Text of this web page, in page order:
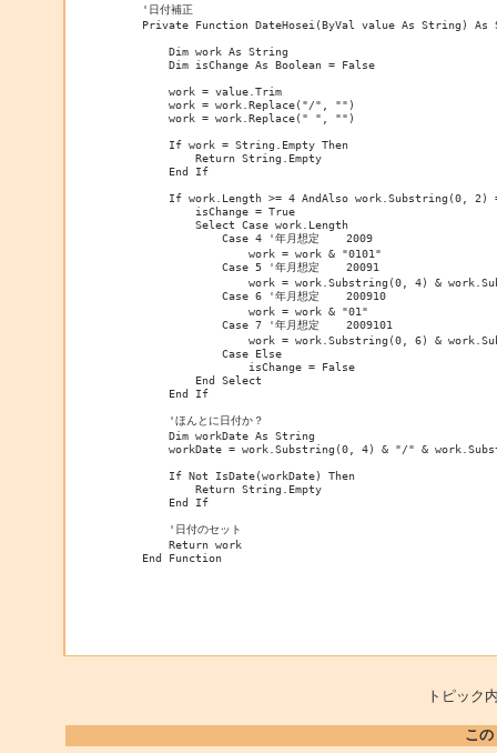
    '日付補正
Private Function DateHosei(ByVal value As String) As
        Dim work As String
        Dim isChange As Boolean = False
        work = value.Trim
        work = work.Replace("/", "")
        work = work.Replace(" ", "")
        If work = String.Empty Then
            Return String.Empty
        End If
If work.Length >= 4 AndAlso work.Substring(0, 2)
            isChange = True
            Select Case work.Length
                Case 4 '年月想定    2009
                    work = work & "0101"
                Case 5 '年月想定    20091
work = work.Substring(0, 4) &
                Case 6 '年月想定    200910
                    work = work & "01"
                Case 7 '年月想定    2009101
work = work.Substring(0, 6) &
                Case Else
                    isChange = False
            End Select
        End If
        'ほんとに日付か？
        Dim workDate As String
workDate = work.Substring(0, 4) & "/" &
        If Not IsDate(workDate) Then
            Return String.Empty
        End If
        '日付のセット
        Return work
    End Function
トピッ
こ